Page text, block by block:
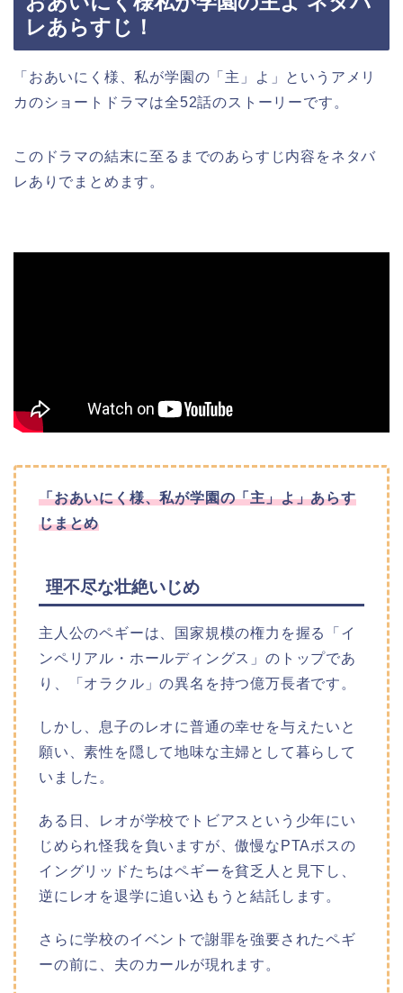
レあらすじ！
「おあいにく様、私が学園の「主」よ」というアメリ
カのショートドラマは全52話のストーリーです。
このドラマの結末に至るまでのあらすじ内容をネタバ
レありでまとめます。
「おあいにく様、私が学園の「主」よ」あらす
じまとめ
理不尽な壮絶いじめ
主人公のペギーは、国家規模の権力を握る「イ
ンペリアル・ホールディングス」のトップであ
り、「オラクル」の異名を持つ億万長者です。
しかし、息子のレオに普通の幸せを与えたいと
願い、素性を隠して地味な主婦として暮らして
いました。
ある日、レオが学校でトビアスという少年にい
じめられ怪我を負いますが、傲慢なPTAボスの
イングリッドたちはペギーを貧乏人と見下し、
逆にレオを退学に追い込もうと結託します。
さらに学校のイベントで謝罪を強要されたペギ
ーの前に、夫のカールが現れます。